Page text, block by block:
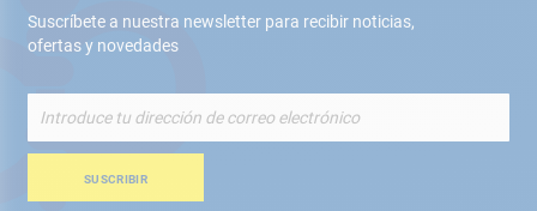
Suscríbete a nuestra newsletter para recibir noticias,
ofertas y novedades
nuestro
de
SUSCRIBIR